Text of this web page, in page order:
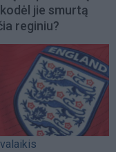
jie smurtą
reginiu?